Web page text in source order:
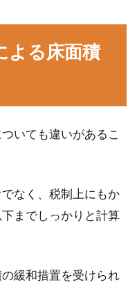
よる床面積
いても違いがあるこ
なく、税制上にもか
までしっかりと計算
緩和措置を受けられ